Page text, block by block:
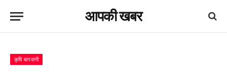
आपकी खबर
कृषि बागवानी